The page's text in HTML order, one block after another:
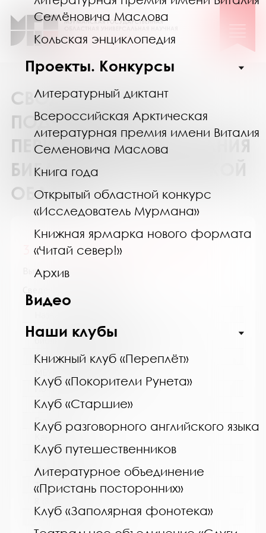
Семёновича Маслова
Кольская энциклопедия
Проекты. Конкурсы
Литературный диктант
Всероссийская Арктическая
литературная премия имени Виталия
Семеновича Маслова
Книга года
Открытый областной конкурс
«Исследователь Мурмана»
Книжная ярмарка нового формата
«Читай север!»
Архив
Видео
Наши клубы
Книжный клуб «Переплёт»
Клуб «Покорители Рунета»
Клуб «Старшие»
Клуб разговорного английского языка
Клуб путешественников
Литературное объединение
«Пристань посторонних»
Клуб «Заполярная фонотека»
СВОДНЫЙ КАТАЛОГ
ПОДПИСКИ НА
ПЕРИОДИЧЕСКИЕ ИЗДАНИЯ
БИБЛИОТЕК МУРМАНСКОЙ
ОБЛАСТИ
3 / 9 царство. Детский журнал
Выпуск №10 от 2022 года
Кандалакшская централизованная
библиотечная система
Сокращенное название:
Почтовый индекс:
184042
Город:
Кандалакша
Улица, дом:
Первомайская, 40
Телефон:
www: